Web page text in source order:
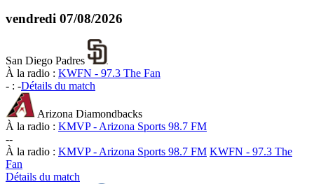
vendredi 07/08/2026
San Diego Padres
À la radio : KWFN - 97.3 The Fan
- : -Détails du match
Arizona Diamondbacks
À la radio : KMVP - Arizona Sports 98.7 FM
--
À la radio : KMVP - Arizona Sports 98.7 FM KWFN - 97.3 The
Fan
Détails du match